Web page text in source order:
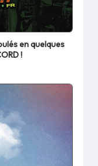
en quelques
!